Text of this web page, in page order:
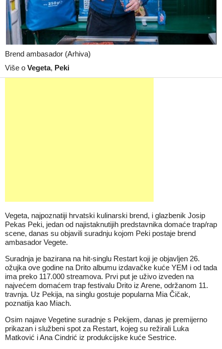
Brend ambasador (Arhiva)
Više o Vegeta, Peki
Vegeta, najpoznatiji hrvatski kulinarski brend, i glazbenik Josip
Pekas Peki, jedan od najistaknutijih predstavnika domaće trap/rap
scene, danas su objavili suradnju kojom Peki postaje brend
ambasador Vegete.
Suradnja je bazirana na hit-singlu Restart koji je objavljen 26.
ožujka ove godine na Drito albumu izdavačke kuće YEM i od tada
ima preko 117.000 streamova. Prvi put je uživo izveden na
najvećem domaćem trap festivalu Drito iz Arene, održanom 11.
travnja. Uz Pekija, na singlu gostuje popularna Mia Čičak,
poznatija kao Miach.
Osim najave Vegetine suradnje s Pekijem, danas je premijerno
prikazan i službeni spot za Restart, kojeg su režirali Luka
Matković i Ana Cindrić iz produkcijske kuće Sestrice.